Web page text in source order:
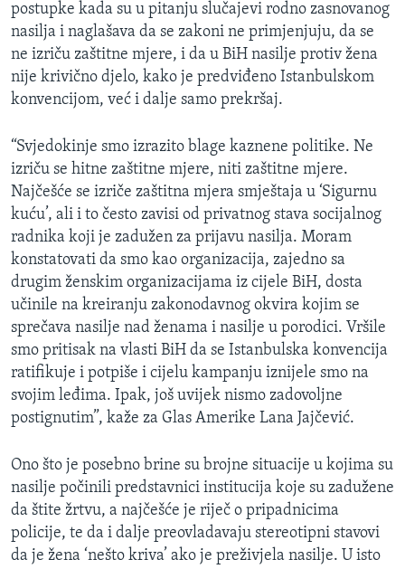
postupke kada su u pitanju slučajevi rodno zasnovanog
nasilja i naglašava da se zakoni ne primjenjuju, da se
ne izriču zaštitne mjere, i da u BiH nasilje protiv žena
nije krivično djelo, kako je predviđeno Istanbulskom
konvencijom, već i dalje samo prekršaj.
“Svjedokinje smo izrazito blage kaznene politike. Ne
izriču se hitne zaštitne mjere, niti zaštitne mjere.
Najčešće se izriče zaštitna mjera smještaja u ‘Sigurnu
kuću’, ali i to često zavisi od privatnog stava socijalnog
radnika koji je zadužen za prijavu nasilja. Moram
konstatovati da smo kao organizacija, zajedno sa
drugim ženskim organizacijama iz cijele BiH, dosta
učinile na kreiranju zakonodavnog okvira kojim se
sprečava nasilje nad ženama i nasilje u porodici. Vršile
smo pritisak na vlasti BiH da se Istanbulska konvencija
ratifikuje i potpiše i cijelu kampanju iznijele smo na
svojim leđima. Ipak, još uvijek nismo zadovoljne
postignutim”, kaže za Glas Amerike Lana Jajčević.
Ono što je posebno brine su brojne situacije u kojima su
nasilje počinili predstavnici institucija koje su zadužene
da štite žrtvu, a najčešće je riječ o pripadnicima
policije, te da i dalje preovladavaju stereotipni stavovi
da je žena ‘nešto kriva’ ako je preživjela nasilje. U isto